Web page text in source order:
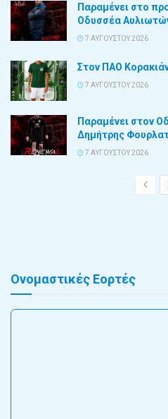
Παραμένει στο
Οδυσσέα
7 ΑΥΓΟΎΣΤΟΥ 2026
Στον ΠΑΟ
7 ΑΥΓΟΎΣΤΟΥ 2026
Παραμένει στον
Δημήτρης
7 ΑΥΓΟΎΣΤΟΥ 2026
Ονομαστικές Εορτές